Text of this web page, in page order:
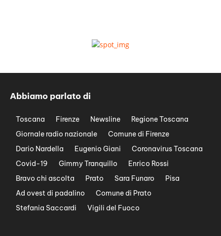
Abbiamo parlato di
Toscana Firenze Newsline
Regione Toscana
Giornale radio nazionale
Comune di Firenze
Dario Nardella
Eugenio Giani
Coronavirus Toscana
Covid-19
Gimmy Tranquillo
Enrico Rossi
Bravo chi ascolta
Prato Sara Funaro
Pisa
Ad ovest di padalino
Comune di Prato
Stefania Saccardi
Vigili del Fuoco